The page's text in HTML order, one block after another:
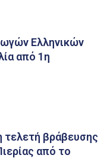
Ελληνικών
από 1η
τελετή βράβευσης
από το